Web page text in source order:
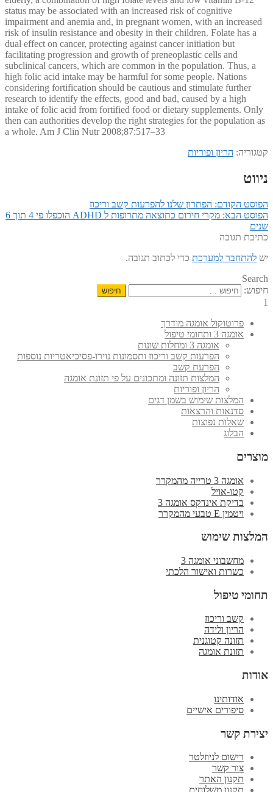
status may be associated with an increased risk of cognitive
impairment and anemia and, in pregnant women, with an increased
risk of insulin resistance and obesity in their children. Folate has a
dual effect on cancer, protecting against cancer initiation but
facilitating progression and growth of preneoplastic cells and
subclinical cancers, which are common in the population. Thus, a
high folic acid intake may be harmful for some people. Nations
considering fortification should be cautious and stimulate further
research to identify the effects, good and bad, caused by a high
intake of folic acid from fortified food or dietary supplements. Only
then can authorities develop the right strategies for the population as
a whole. Am J Clin Nutr 2008;87:517–33
קטגוריה: הריון ופוריות
ניווט
הפוסט הקודם: הפתרון שלנו להפרעות קשב וריכוז
הפוסט הבא:
מקרי חירום כתוצאה מתרופות ל ADHD הוכפלו פי 4 תוך 6
שנים
כתיבת תגובה
יש להתחבר למערכת כדי לכתוב תגובה.
Search
חיפוש:
1
פרוטוקול אומגה מודרך
אומגה 3 ותחומי טיפול
אומגה 3 ומחלות שונות
הפרעות קשב וריכוז ותסמונות נוירו-פסיכיאטריות נוספות
הפרעת קשב
המלצות תזונה ומתכונים על פי תזונת אומגה
הריון ופוריות
המלצות שימוש בשמן דגים
סדנאות והרצאות
שאלות נפוצות
הבלוג
מוצרים
אומגה 3 טרייה מהמקרר
קטו-אויל
בדיקת אינדקס אומגה 3
ויטמין E טבעי מהמקרר
המלצות שימוש
מחשבוני אומגה 3
כשרות ואישור הלכתי
תחומי טיפול
קשב וריכוז
הריון ולידה
תזונה קטוגנית
תזונת אומגה
אודות
אודותינו
סיפורים אישיים
יצירת קשר
רישום לניוזלטר
צור קשר
תקנון האתר